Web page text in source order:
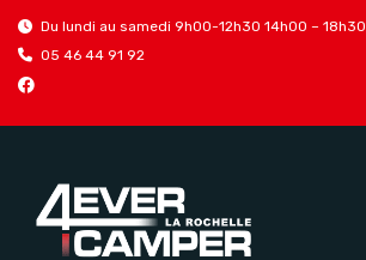
Du lundi au samedi 9h00-12h30 14h00 – 18h30
05 46 44 91 92